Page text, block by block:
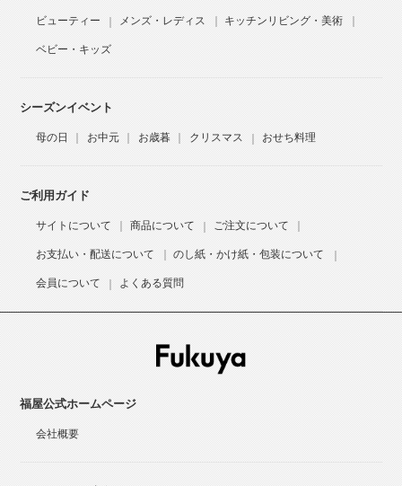
ビューティー メンズ・レディス キッチンリビング・美術
ベビー・キッズ
シーズンイベント
母の日 お中元 お歳暮 クリスマス おせち料理
ご利用ガイド
サイトについて 商品について ご注文について
お支払い・配送について のし紙・かけ紙・包装について
会員について よくある質問
福屋公式ホームページ
会社概要